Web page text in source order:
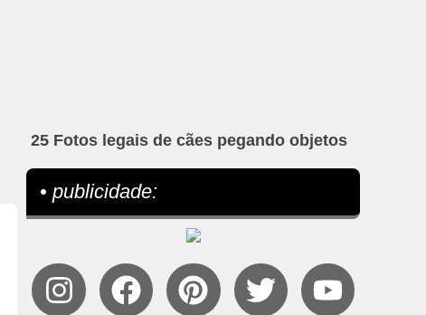
25 Fotos legais de cães pegando objetos
• publicidade: